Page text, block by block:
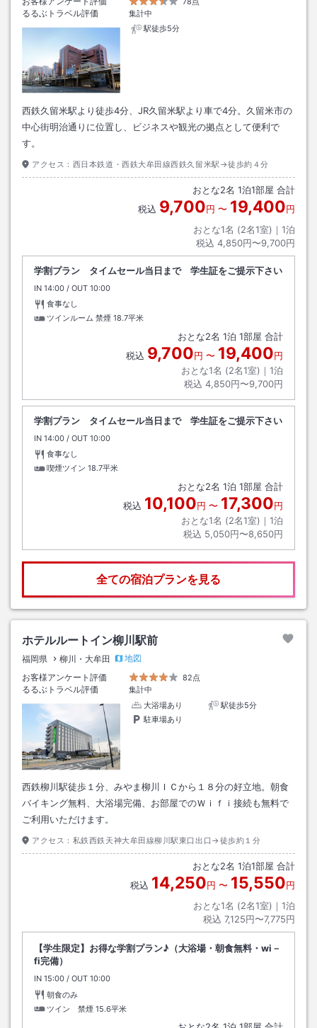
るるぶトラベル評価
集計中
駅徒歩5分
西鉄久留米駅より徒歩4分、JR久留米駅より車で4分。久留米市の
中心街明治通りに位置し、ビジネスや観光の拠点として便利で
す。
アクセス： 西日本鉄道・西鉄大牟田線西鉄久留米駅→徒歩約４分
おとな2名 1泊1部屋 合計
税込 9,700円 〜 19,400円
おとな1名 (2名1室)｜ 1泊
税込 4,850円〜9,700円
学割プラン タイムセール当日まで 学生証をご提示下さい
IN チェックイン
14:00 / OUT チェックアウト
10:00
食事なし
ツインルーム 禁煙 18.7平米
おとな2名 1泊 1部屋 合計
税込 9,700円 〜 19,400円
おとな1名 (2名1室)｜ 1泊
税込 4,850円〜9,700円
学割プラン タイムセール当日まで 学生証をご提示下さい
IN チェックイン
14:00 / OUT チェックアウト
10:00
食事なし
喫煙ツイン 18.7平米
おとな2名 1泊 1部屋 合計
税込 10,100円 〜 17,300円
おとな1名 (2名1室)｜ 1泊
税込 5,050円〜8,650円
全ての宿泊プランを見る
ホテルルートイン柳川駅前
福岡県 柳川・大牟田
地図
お客様アンケート評価
82点
るるぶトラベル評価
集計中
大浴場あり
駅徒歩5分
駐車場あり
西鉄柳川駅徒歩１分、みやま柳川ＩＣから１８分の好立地。朝食
バイキング無料、大浴場完備、お部屋でのＷｉｆｉ接続も無料で
ご利用いただけます。
アクセス： 私鉄西鉄天神大牟田線柳川駅東口出口→徒歩約１分
おとな2名 1泊1部屋 合計
税込 14,250円 〜 15,550円
おとな1名 (2名1室)｜ 1泊
税込 7,125円〜7,775円
【学生限定】お得な学割プラン♪（大浴場・朝食無料・wi－
fi完備）
IN チェックイン
15:00 / OUT チェックアウト
10:00
朝食のみ
ツイン 禁煙 15.6平米